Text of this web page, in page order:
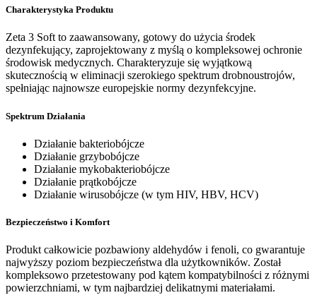
Charakterystyka Produktu
Zeta 3 Soft to zaawansowany, gotowy do użycia środek
dezynfekujący, zaprojektowany z myślą o kompleksowej ochronie
środowisk medycznych. Charakteryzuje się wyjątkową
skutecznością w eliminacji szerokiego spektrum drobnoustrojów,
spełniając najnowsze europejskie normy dezynfekcyjne.
Spektrum Działania
Działanie bakteriobójcze
Działanie grzybobójcze
Działanie mykobakteriobójcze
Działanie prątkobójcze
Działanie wirusobójcze (w tym HIV, HBV, HCV)
Bezpieczeństwo i Komfort
Produkt całkowicie pozbawiony aldehydów i fenoli, co gwarantuje
najwyższy poziom bezpieczeństwa dla użytkowników. Został
kompleksowo przetestowany pod kątem kompatybilności z różnymi
powierzchniami, w tym najbardziej delikatnymi materiałami.